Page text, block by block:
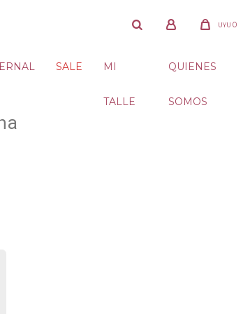
SALE MI
TALLE
QUIENES
SOMOS
UYU 0